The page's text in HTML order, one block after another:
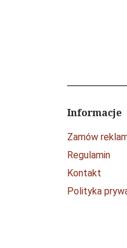
Informacje
Zamów
Regulamin
Kontakt
Polityka